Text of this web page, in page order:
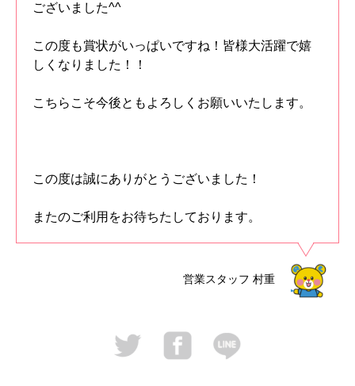
ございました^^
この度も賞状がいっぱいですね！皆様大活躍で嬉
しくなりました！！
こちらこそ今後ともよろしくお願いいたします。
この度は誠にありがとうございました！
またのご利用をお待ちたしております。
営業スタッフ 村重